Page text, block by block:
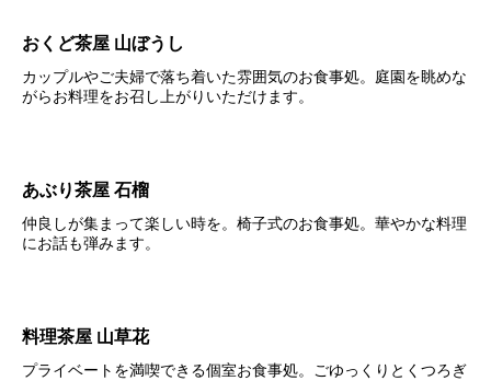
おくど茶屋 山ぼうし
カップルやご夫婦で落ち着いた雰囲気のお食事処。庭園を眺めな
がらお料理をお召し上がりいただけます。
あぶり茶屋 石榴
仲良しが集まって楽しい時を。椅子式のお食事処。華やかな料理
にお話も弾みます。
料理茶屋 山草花
プライベートを満喫できる個室お食事処。ごゆっくりとくつろぎ